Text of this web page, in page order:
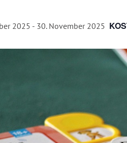
2025 - 30. November 2025